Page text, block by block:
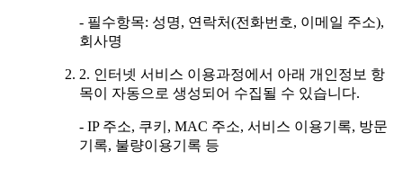
- 필수항목: 성명, 연락처(전화번호, 이메일 주소),
회사명
2. 인터넷 서비스 이용과정에서 아래 개인정보 항
목이 자동으로 생성되어 수집될 수 있습니다.
- IP 주소, 쿠키, MAC 주소, 서비스 이용기록, 방문
기록, 불량이용기록 등